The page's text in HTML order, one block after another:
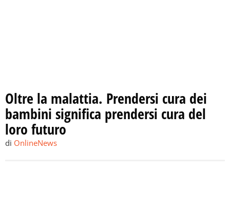
Oltre la malattia. Prendersi cura dei
bambini significa prendersi cura del
loro futuro
di OnlineNews